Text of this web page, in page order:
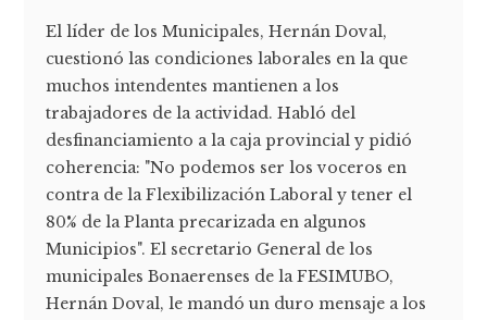
El líder de los Municipales, Hernán Doval,
cuestionó las condiciones laborales en la que
muchos intendentes mantienen a los
trabajadores de la actividad. Habló del
desfinanciamiento a la caja provincial y pidió
coherencia: "No podemos ser los voceros en
contra de la Flexibilización Laboral y tener el
80% de la Planta precarizada en algunos
Municipios". El secretario General de los
municipales Bonaerenses de la FESIMUBO,
Hernán Doval, le mandó un duro mensaje a los